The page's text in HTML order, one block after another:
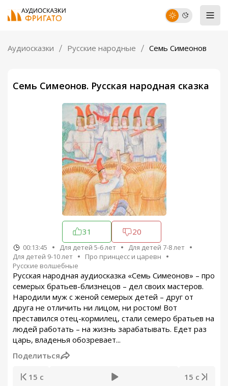
Аудиосказки Русские народные Семь Симеонов
Семь Симеонов. Русская народная сказка
31 20
00:13:45 Для детей 5-6 лет
Для детей 7-8 лет
Для детей 9-10 лет
Про принцесс и царевн
Русские волшебные
Русская народная аудиосказка «Семь Симеонов» – про
семерых братьев-близнецов – дел своих мастеров.
Народили муж с женой семерых детей – друг от
друга не отличить ни лицом, ни ростом! Вот
преставился отец-кормилец, стали семеро братьев на
людей работать – на жизнь зарабатывать. Едет раз
царь, владенья обозревает...
Поделиться
15 с 15 с